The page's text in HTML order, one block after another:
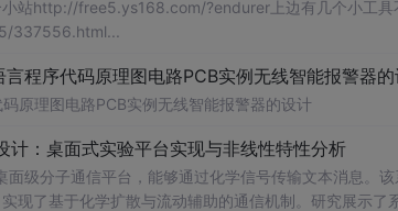
站http://free5.ys168.com/?endurer上边有几个小工
337556.html...
程序代码原理图电路PCB实例无线智能报警器
原理图电路PCB实例无线智能报警器的设计
：桌面式实验平台实现与非线性特性分析
级分子通信平台，能够通过化学信号传输文本消息。该
现了基于化学扩散与流动辅助的通信机制。研究展示了